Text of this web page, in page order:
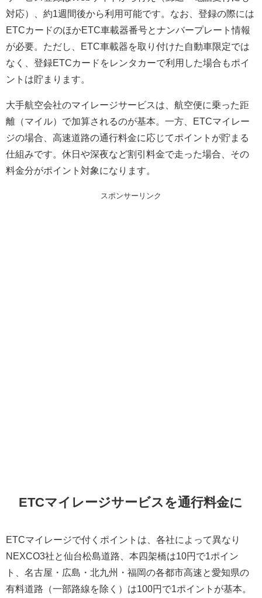
対応）、約1週間後から利用可能です。なお、登録の際には
ETCカードのほかETC車載器番号とナンバープレート情報
が必要。ただし、ETC車載器を取り付けた自動車限定では
なく、登録ETCカードをレンタカーで利用した場合もポイ
ントは貯まります。
大手航空会社のマイレージサービスは、航空便に乗った距
離（マイル）で加算されるのが基本。一方、ETCマイレー
ジの場合、高速道路の通行料金に応じてポイントが貯まる
仕組みです。休日や深夜など割引料金で走った場合、その
料金分がポイント対象になります。
スポンサーリンク
ETCマイレージサービスを通行料金に
ETCマイレージで付くポイントは、各社によって異なり
NEXCO3社と仙台松島道路、本四架橋は10円で1ポイン
ト、名古屋・広島・北九州・福岡の各都市高速と愛知県の
有料道路（一部路線を除く）は100円で1ポイントが基本。